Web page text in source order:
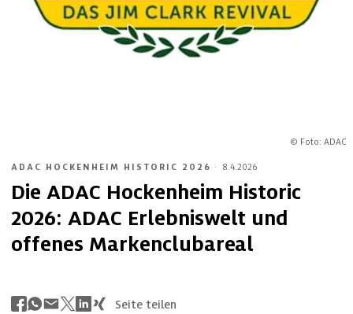
© Foto: ADAC
ADAC HOCKENHEIM HISTORIC 2026 · 8.4.2026
Die ADAC Hockenheim Historic
2026: ADAC Erlebniswelt und
offenes Markenclubareal
Seite teilen